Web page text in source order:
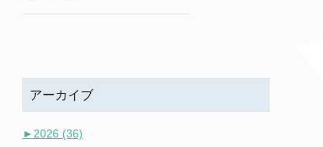
アーカイブ
► 2026 (36)